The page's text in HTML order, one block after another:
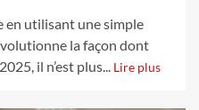
en utilisant une simple
la façon dont
il n’est plus... Lire plus